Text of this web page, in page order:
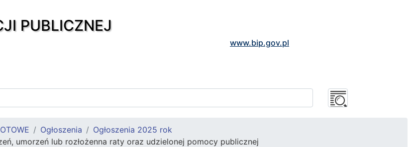
PUBLICZNEJ
www.bip.gov.pl
Ogłoszenia
Ogłoszenia 2025 rok
umorzeń lub rozłożenna raty oraz udzielonej pomocy publicznej